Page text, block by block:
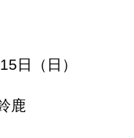
日（日）
鹿